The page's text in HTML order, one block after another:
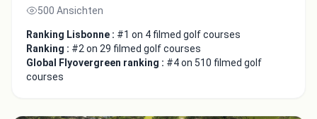
500 Ansichten
Ranking Lisbonne : #1 on 4 filmed golf courses
Ranking : #2 on 29 filmed golf courses
Global Flyovergreen ranking : #4 on 510 filmed golf
courses